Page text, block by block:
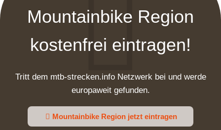
Mountainbike Region
kostenfrei eintragen!
Tritt dem mtb-strecken.info Netzwerk bei und werde
europaweit gefunden.
Mountainbike Region jetzt eintragen